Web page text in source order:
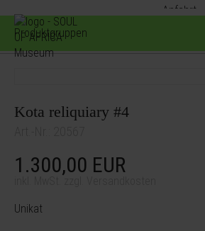
Produktgruppen
Kota reliquiary #4
1.300,00 EUR
Unikat